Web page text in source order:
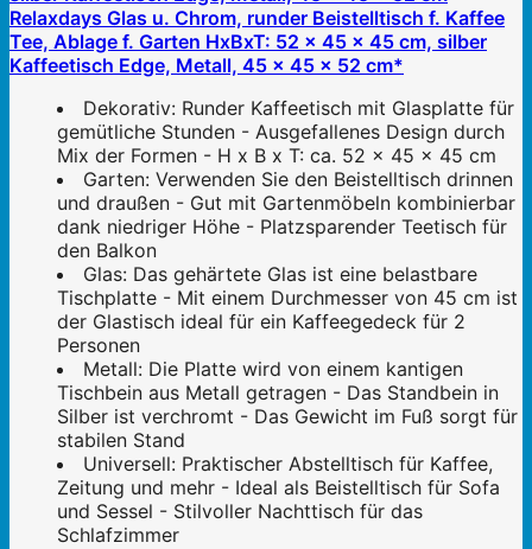
Relaxdays Glas u. Chrom, runder Beistelltisch f. Kaffee
Tee, Ablage f. Garten HxBxT: 52 x 45 x 45 cm, silber
Kaffeetisch Edge, Metall, 45 x 45 x 52 cm*
Dekorativ: Runder Kaffeetisch mit Glasplatte für
gemütliche Stunden - Ausgefallenes Design durch
Mix der Formen - H x B x T: ca. 52 x 45 x 45 cm
Garten: Verwenden Sie den Beistelltisch drinnen
und draußen - Gut mit Gartenmöbeln kombinierbar
dank niedriger Höhe - Platzsparender Teetisch für
den Balkon
Glas: Das gehärtete Glas ist eine belastbare
Tischplatte - Mit einem Durchmesser von 45 cm ist
der Glastisch ideal für ein Kaffeegedeck für 2
Personen
Metall: Die Platte wird von einem kantigen
Tischbein aus Metall getragen - Das Standbein in
Silber ist verchromt - Das Gewicht im Fuß sorgt für
stabilen Stand
Universell: Praktischer Abstelltisch für Kaffee,
Zeitung und mehr - Ideal als Beistelltisch für Sofa
und Sessel - Stilvoller Nachttisch für das
Schlafzimmer